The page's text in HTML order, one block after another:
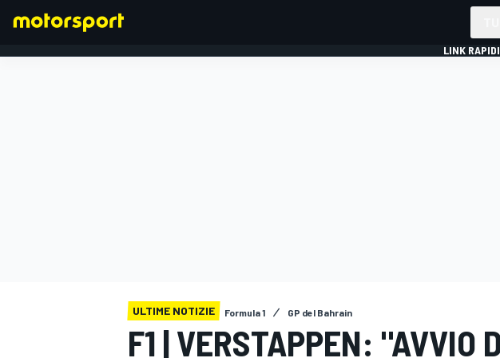
LINK
ULTIME NOTIZIE Formula 1 GP del Bahrain
F1 | VERSTAPPEN: "AVVIO